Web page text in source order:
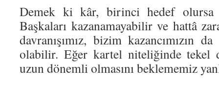
Demek ki kâr, birinci hedef olursa
Başkaları kazanamayabilir ve hattâ
davranışımız, bizim kazancımızın
olabilir. Eğer kartel niteliğinde tekel
uzun dönemli olmasını beklememiz